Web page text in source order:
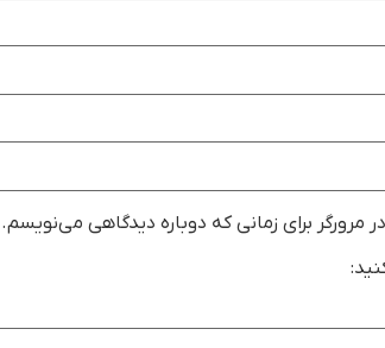
مرورگر برای زمانی که دوباره دیدگاهی می‌نویسم.